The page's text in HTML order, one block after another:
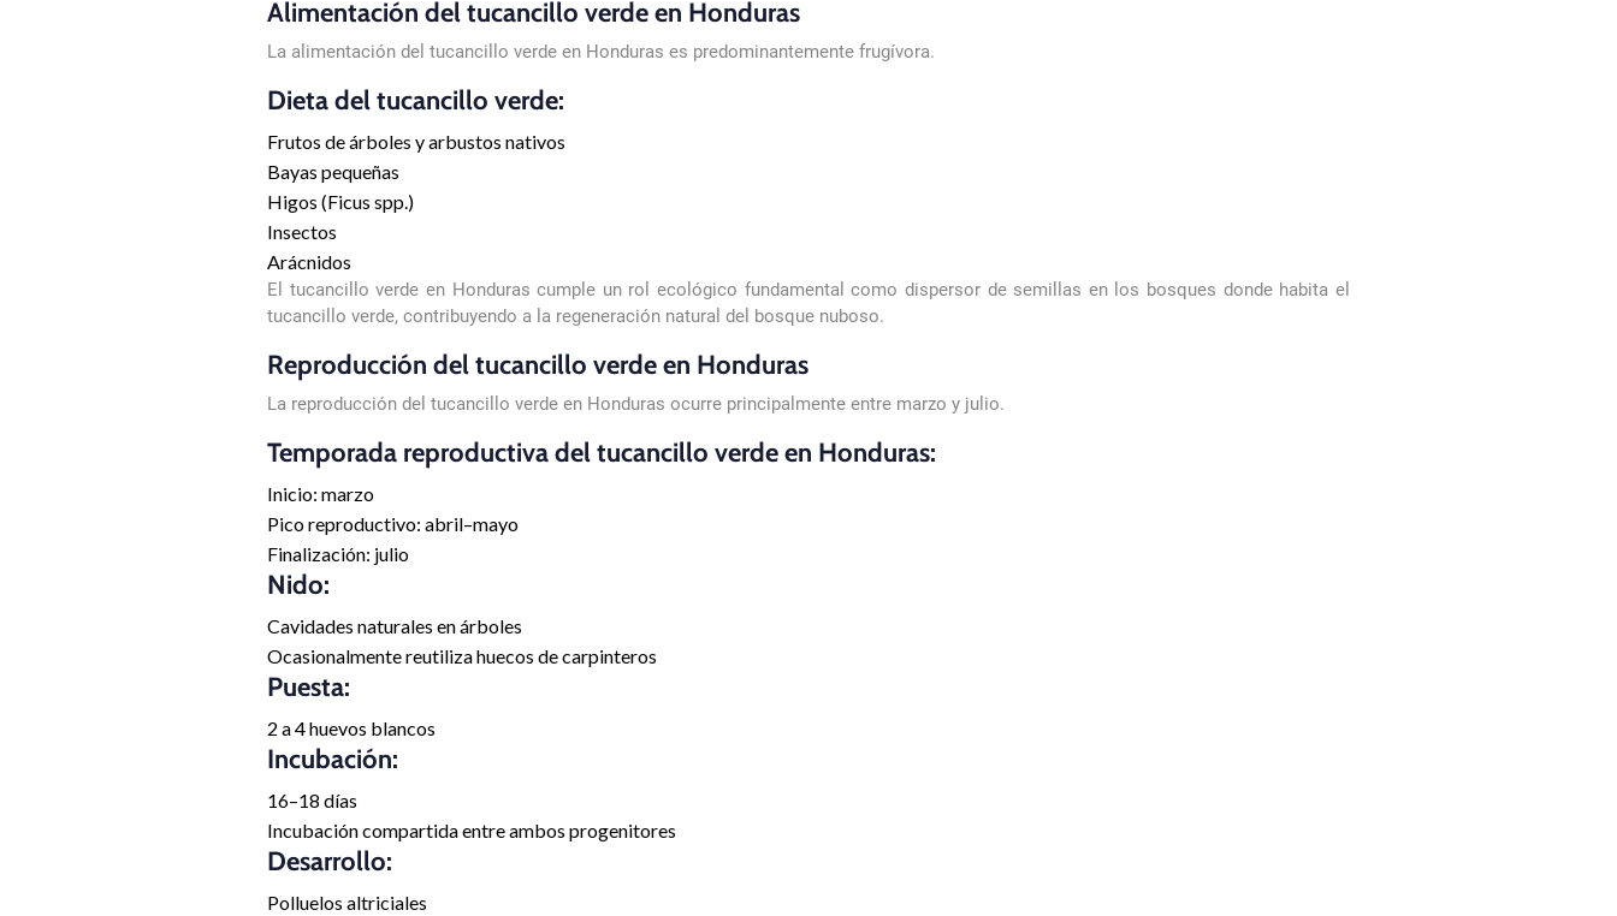
Alimentación del tucancillo verde en Honduras
La alimentación del tucancillo verde en Honduras es predominantemente frugívora.
Dieta del tucancillo verde:
Frutos de árboles y arbustos nativos
Bayas pequeñas
Higos (Ficus spp.)
Insectos
Arácnidos
El tucancillo verde en Honduras cumple un rol ecológico fundamental como dispersor de semillas en los bosques donde habita el
tucancillo verde, contribuyendo a la regeneración natural del bosque nuboso.
Reproducción del tucancillo verde en Honduras
La reproducción del tucancillo verde en Honduras ocurre principalmente entre marzo y julio.
Temporada reproductiva del tucancillo verde en Honduras:
Inicio: marzo
Pico reproductivo: abril–mayo
Finalización: julio
Nido:
Cavidades naturales en árboles
Ocasionalmente reutiliza huecos de carpinteros
Puesta:
2 a 4 huevos blancos
Incubación:
16–18 días
Incubación compartida entre ambos progenitores
Desarrollo:
Polluelos altriciales